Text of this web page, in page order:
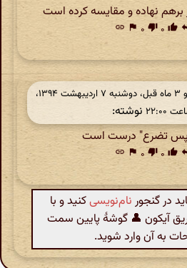
برهم نهاده و مقایسه کرده است
thumb_up ۰ thumb_down ۰ flag
link
در ‫۱۱ سال و ۳ ماه قبل، دوشنبه ۷ اردیبهشت ۱۳۹۴،
۲۲:۰۰
نوشته:
"پس تضرع" درست است
thumb_up ۰ thumb_down ۰ flag
link
در گنجور نام‌نویسیکنید و با
آیکون 👤 گوشهٔ پایین سمت
به آن وارد شوید.